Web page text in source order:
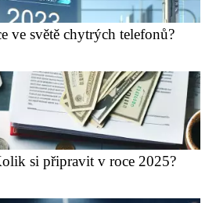
ve světě chytrých telefonů?
si připravit v roce 2025?